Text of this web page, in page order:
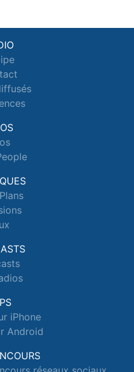
iPhone
Android